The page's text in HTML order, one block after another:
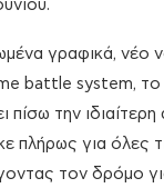
γραφικά, νέο
battle system, το
πίσω την
πλήρως για όλες
τον δρόμο